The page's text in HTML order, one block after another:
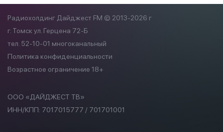
Радиохолдинг Дайджест FM © 2013-2026 г
г. Томск ул. Герцена 72-Б
тел. 52-10-01 многоканальный
Политика конфиденциальности
Возрастное ограничение 18+
ООО «ДАЙДЖЕСТ ТВ»
ИНН/КПП: 7017015777 / 701701001